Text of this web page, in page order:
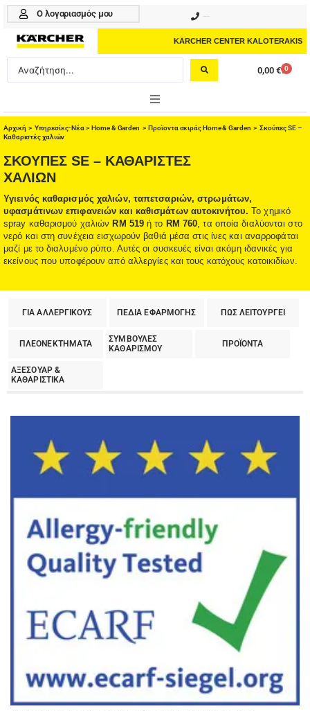
Μετάβαση
περιεχόμενο
Ο λογαριασμός μου
KÄRCHER CENTER KALOTERAKIS
Search
...
0,00 € 0
Cart
ONLINE SHOP
HOME & GARDEN
ΑΞΕΣΟΥΑΡ
ΚΑΘΑΡΙΣΤΙΚΑ
Αρχική > Υπηρεσίες-Νέα >Home & Garden >Προϊοντα σειράς Home & Garden > Σκούπες SE –
Καθαριστές χαλιών
ΣΚΟΎΠΕΣ SE – ΚΑΘΑΡΙΣΤΈΣ
ΧΑΛΙΏΝ
Υγιεινός καθαρισμός χαλιών, ταπετσαριών, στρωμάτων,
υφασμάτινων επιφανειών και καθισμάτων αυτοκινήτου. Το χημικό
spray καθαρισμού χαλιών RM 519 ή το RM 760, τα οποία διαλύονται στο
νερό και στη συνέχεια εισχωρούν βαθιά μέσα στις ίνες και αναρροφάται
μαζί με το διαλυμένο ρύπο. Αυτές οι συσκευές είναι ακόμη ιδανικές για
εκείνους που υποφέρουν από αλλεργίες και τους κατόχους κατοικιδίων.
ΓΙΑ ΑΛΛΕΡΓΙΚΟΥΣ ΠΕΔΙΑ ΕΦΑΡΜΟΓΗΣ ΠΩΣ ΛΕΙΤΟΥΡΓΕΙ
ΠΛΕΟΝΕΚΤΗΜΑΤΑ
ΣΥΜΒΟΥΛΕΣ
ΚΑΘΑΡΙΣΜΟΥ
ΠΡΟΪΟΝΤΑ
ΑΞΕΣΟΥΑΡ &
ΚΑΘΑΡΙΣΤΙΚΑ